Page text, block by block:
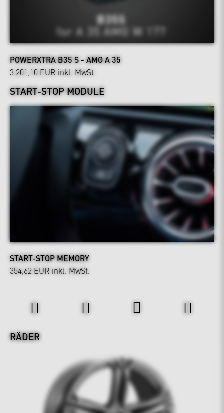
POWERXTRA B35 S - AMG A 35
3.201,10 EUR inkl. MwSt.
START-STOP MODULE
START-STOP MEMORY
354,62 EUR inkl. MwSt.
RÄDER